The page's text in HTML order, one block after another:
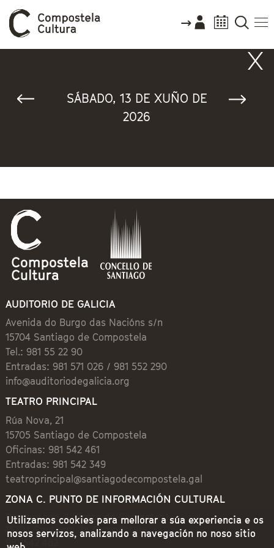
SÁBADO, 13 DE XUÑO DE
2026
AUDITORIO DE GALICIA
Avenida do Burgo das Nacións s/n
15704 Santiago de Compostela
Tel.: 981 55 22 90
Entradas: 981 571 026 / 981 552 290
info@auditoriodegalicia.org
TEATRO PRINCIPAL
Rúa Nova, 21
15705 Santiago de Compostela
Oficinas: 981 542 461
Entradas: 981 542 349
teatroprincipal@santiagodecompostela.gal
ZONA C. PUNTO DE INFORMACIÓN CULTURAL
Preguntoiro, 1 (Praza de Cervantes)
15704 Santiago de Compostela
981 542 462
Utilizamos cookies para mellorar a súa experiencia e os
nosos servizos, analizando a navegación no noso sitio